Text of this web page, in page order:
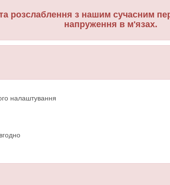
розслаблення з нашим сучасним
напруження в м'язах.
налаштування